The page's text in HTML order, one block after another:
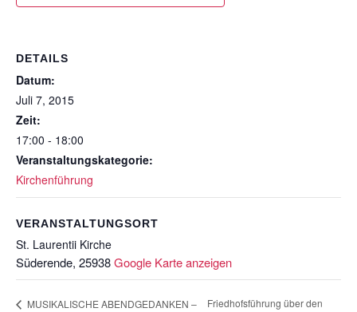
DETAILS
Datum:
Juli 7, 2015
Zeit:
17:00 - 18:00
Veranstaltungskategorie:
Kirchenführung
VERANSTALTUNGSORT
St. Laurentii Kirche
Süderende, 25938Google Karte anzeigen
MUSIKALISCHE ABENDGEDANKEN –
Friedhofsführung über den